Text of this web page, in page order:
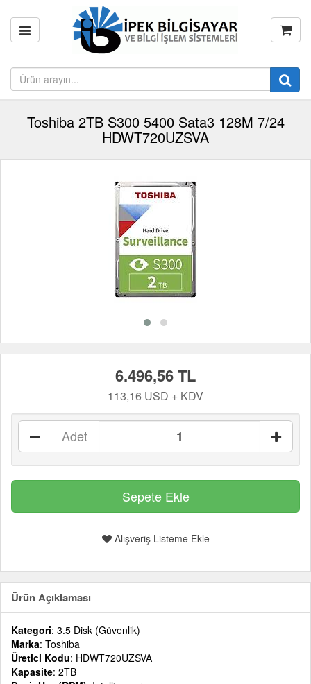
Toshiba 2TB S300 5400 Sata3 128M 7/24
HDWT720UZSVA
6.496,56 TL
113,16 USD + KDV
Adet
Alışveriş Listeme Ekle
Ürün Açıklaması
Kategori: 3.5 Disk (Güvenlik)
Marka: Toshiba
Üretici Kodu: HDWT720UZSVA
Kapasite: 2TB